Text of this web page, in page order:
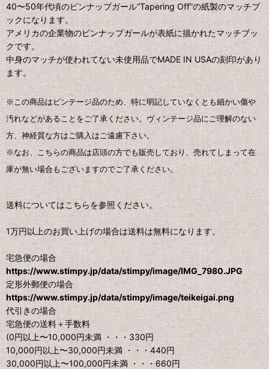
40〜50年代頃のピンナップガール“Tapering Off”の紙製のマッチブ
ックになります。
アメリカの企業物のピンナップガールが表紙に描かれたマッチブッ
クです。
中身のマッチが使われてない未使用品でMADE IN USAの刻印があり
ます。
※この商品はビンテージ品のため、特に明記していなくとも細かい傷や
汚れなどがあることをご了承ください。ヴィンテージ品にご理解のない
方、神経質な方はご購入はご遠慮下さい。
※なお、こちらの商品は店頭の方でも販売しており、売れてしまって在
庫が無い場合もございますのでご了承ください。
送料についてはこちらを参照ください。
1万円以上のお買い上げの場合は送料は無料になります。
宅急便の場合
https://www.stimpy.jp/data/stimpy/image/IMG_7980.JPG
定形外郵便の場合
https://www.stimpy.jp/data/stimpy/image/teikeigai.png
代引きの場合
宅急便の送料＋手数料
(0円以上〜10,000円未満 ・・・330円
10,000円以上〜30,000円未満 ・・・440円
30,000円以上〜100,000円未満 ・・・660円